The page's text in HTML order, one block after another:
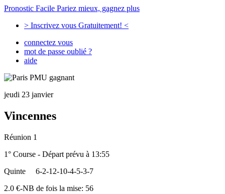
Pronostic Facile Pariez mieux, gagnez plus
> Inscrivez vous Gratuitement! <
connectez vous
mot de passe oublié ?
aide
jeudi 23 janvier
Vincennes
Réunion 1
1° Course - Départ prévu à 13:55
Quinte
6-2-12-10-4-5-3-7
2.0 €-NB de fois la mise: 56